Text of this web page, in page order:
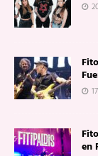
en